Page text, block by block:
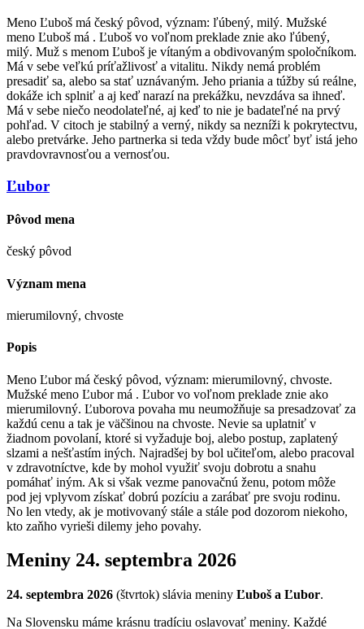
Meno Ľuboš má český pôvod, význam: ľúbený, milý. Mužské
meno Ľuboš má . Ľuboš vo voľnom preklade znie ako ľúbený,
milý. Muž s menom Ľuboš je vítaným a obdivovaným spoločníkom.
Má v sebe veľkú príťažlivosť a vitalitu. Nikdy nemá problém
presadiť sa, alebo sa stať uznávaným. Jeho priania a túžby sú reálne,
dokáže ich splniť a aj keď narazí na prekážku, nevzdáva sa ihneď.
Má v sebe niečo neodolateľné, aj keď to nie je badateľné na prvý
pohľad. V citoch je stabilný a verný, nikdy sa nezníži k pokrytectvu,
alebo pretvárke. Jeho partnerka si teda vždy bude môcť byť istá jeho
pravdovravnosťou a vernosťou.
Ľubor
Pôvod mena
český pôvod
Význam mena
mierumilovný, chvoste
Popis
Meno Ľubor má český pôvod, význam: mierumilovný, chvoste.
Mužské meno Ľubor má . Ľubor vo voľnom preklade znie ako
mierumilovný. Ľuborova povaha mu neumožňuje sa presadzovať za
každú cenu a tak je väčšinou na chvoste. Nevie sa uplatniť v
žiadnom povolaní, ktoré si vyžaduje boj, alebo postup, zaplatený
slzami a nešťastím iných. Najradšej by bol učiteľom, alebo pracoval
v zdravotníctve, kde by mohol využiť svoju dobrotu a snahu
pomáhať iným. Ak si však vezme panovačnú ženu, potom môže
pod jej vplyvom získať dobrú pozíciu a zarábať pre svoju rodinu.
No len vtedy, ak je motivovaný stále a stále pod dozorom niekoho,
kto zaňho vyrieši dilemy jeho povahy.
Meniny 24. septembra 2026
24. septembra 2026 (štvrtok) slávia meniny Ľuboš a Ľubor.
Na Slovensku máme krásnu tradíciu oslavovať meniny. Každé